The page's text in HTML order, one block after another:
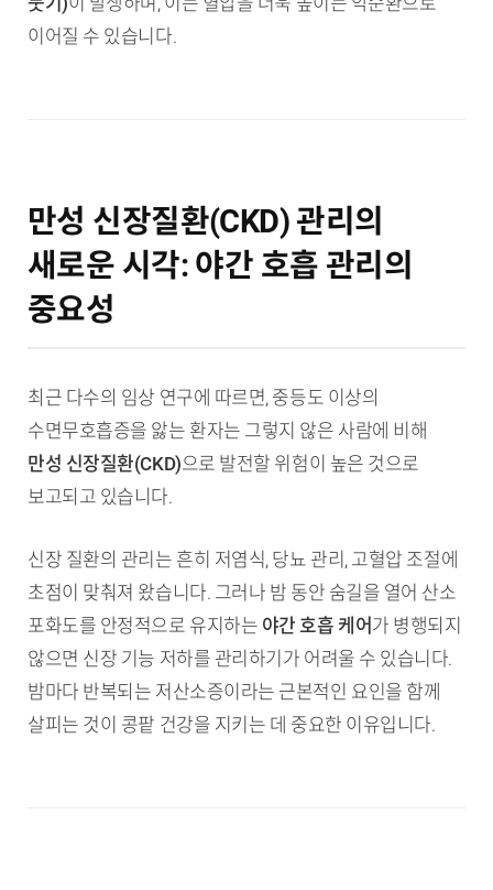
이어질 수 있습니다.
만성 신장질환(CKD) 관리의
새로운 시각: 야간 호흡 관리의
중요성
최근 다수의 임상 연구에 따르면, 중등도 이상의
수면무호흡증을 앓는 환자는 그렇지 않은 사람에 비해
만성 신장질환(CKD)으로 발전할 위험이 높은 것으로
보고되고 있습니다.
신장 질환의 관리는 흔히 저염식, 당뇨 관리, 고혈압 조절에
초점이 맞춰져 왔습니다. 그러나 밤 동안 숨길을 열어 산소
포화도를 안정적으로 유지하는 야간 호흡 케어 가 병행되지
않으면 신장 기능 저하를 관리하기가 어려울 수 있습니다.
밤마다 반복되는 저산소증이라는 근본적인 요인을 함께
살피는 것이 콩팥 건강을 지키는 데 중요한 이유입니다.